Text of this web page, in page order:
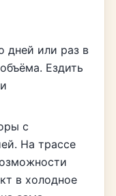
дней или раз в
Ездить
с
На трассе
в холодное